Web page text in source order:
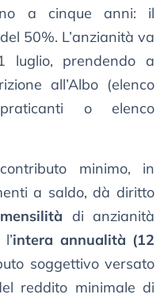
a cinque anni: il
50%. L’anzianità va
prendendo a
all’Albo (elenco
o elenco
minimo, in
a saldo, dà diritto
di anzianità
intera annualità (12
soggettivo versato
reddito minimale di